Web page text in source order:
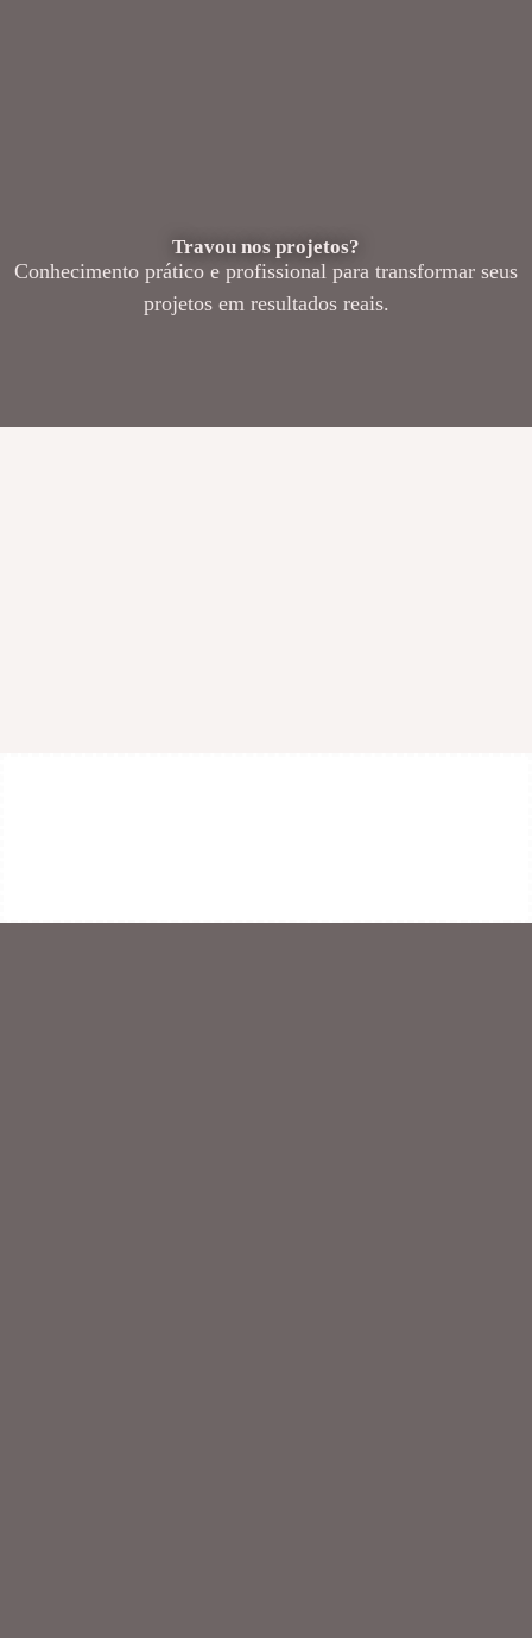
Travou nos projetos?
Conhecimento prático e profissional para transformar seus
projetos em resultados reais.